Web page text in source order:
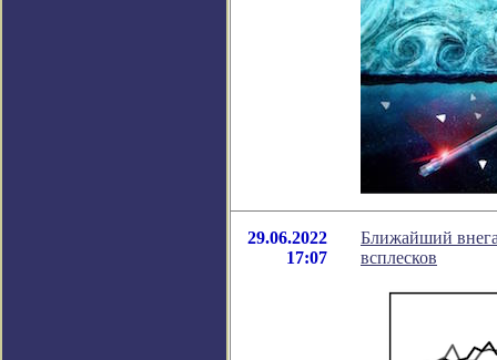
29.06.2022
17:07
Ближайший
всплесков